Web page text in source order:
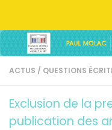
ACTUS / QUESTIONS
Exclusion de la
publication des